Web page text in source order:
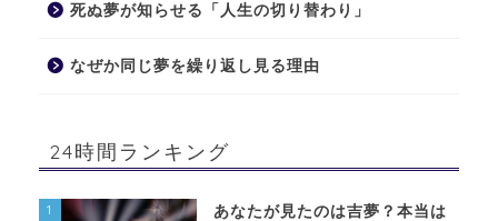
死ぬ夢が知らせる「人生の切り替わり」
なぜか同じ夢を繰り返し見る理由
24時間ランキング
1
あなたが見たのは吉夢？本当は